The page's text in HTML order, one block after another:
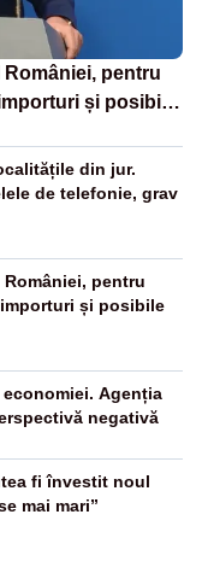
pentru
și posibile
din jur.
de telefonie, grav
pentru
și posibile
economiei. Agenția
negativă
fi învestit noul
mai mari”